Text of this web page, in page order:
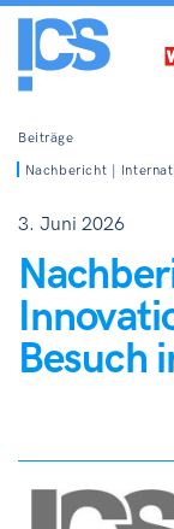
Beiträge
Nachbericht |
3. Juni 2026
Besuch